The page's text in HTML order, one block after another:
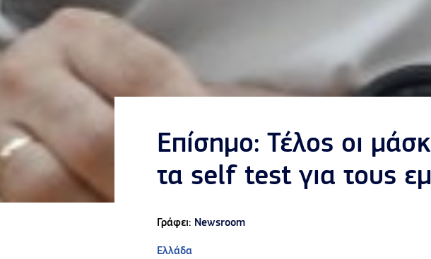
Επίσημο: Τέλος οι
τα self test για τους
Γράφει: Newsroom
Ελλάδα